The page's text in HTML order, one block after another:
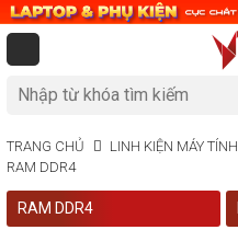
TRANG CHỦ LINH KIỆN MÁY TÍNH
RAM DDR4
RAM DDR4